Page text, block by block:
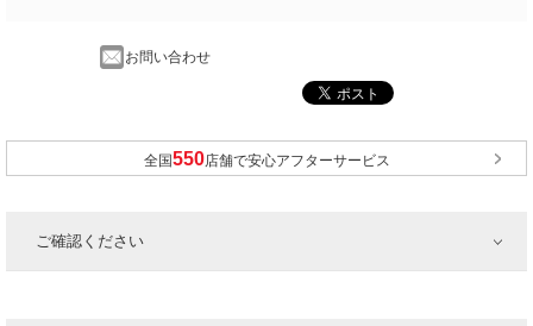
お問い合わせ
全国 店舗で安心アフターサービス
ご確認ください